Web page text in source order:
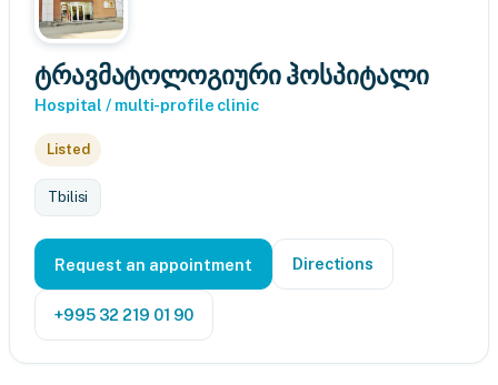
ტრავმატოლოგიური ჰოსპიტალი
Hospital / multi-profile clinic
Listed
Tbilisi
Request an appointment Directions
+995 32 219 01 90